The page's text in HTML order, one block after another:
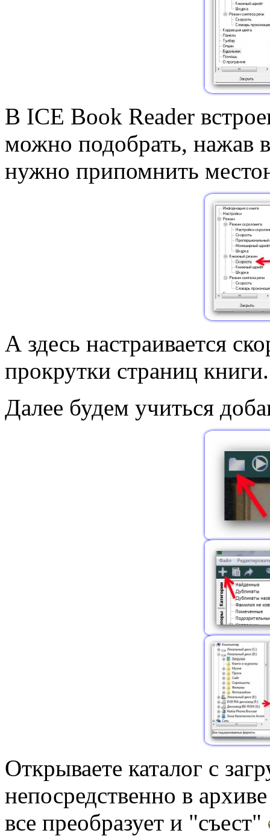
В ICE Book Reader
можно подобрать, нажав
нужно припомнить
А здесь настраивается
прокрутки страниц книги.
Далее будем учиться
Открываете каталог с
непосредственно в
все преобразует и "съест"